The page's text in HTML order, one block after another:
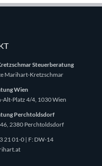
Steuerberatung
Marihart-Kretzschmar
Wien
Alt-Platz 4/4, 1030 Wien
Perchtoldsdorf
2380 Perchtoldsdorf
21 01-0| F: DW-14